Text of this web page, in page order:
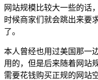
网站规模比较大一些的话
时候商家们就会跳出来要
了。
本人曾经也用过美国那一
用的，但是后来随着网站
需要花钱购买正规的网站